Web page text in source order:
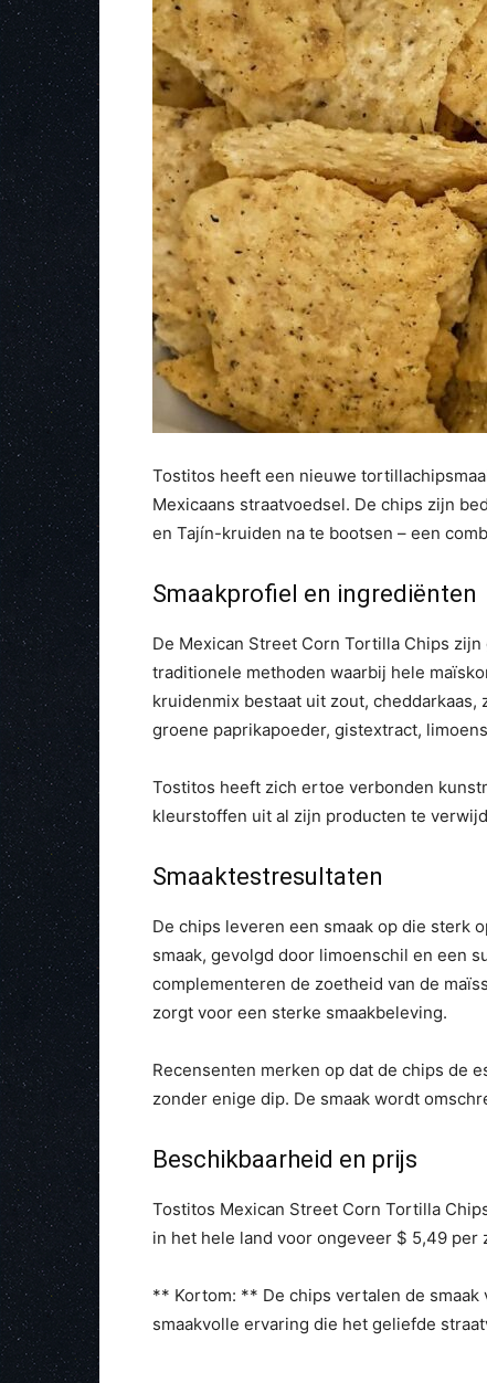
Tostitos heeft een nieuwe
Mexicaans straatvoedsel. De chips zijn
en Tajín-kruiden na te bootsen – een
Smaakprofiel en ingrediënten
De Mexican Street Corn Tortilla Chips
traditionele methoden waarbij hele
kruidenmix bestaat uit zout,
groene paprikapoeder, gistextract,
Tostitos heeft zich ertoe verbonden
kleurstoffen uit al zijn producten te
Smaaktestresultaten
De chips leveren een smaak op die sterk
smaak, gevolgd door limoenschil en een
complementeren de zoetheid van de
zorgt voor een sterke smaakbeleving.
Recensenten merken op dat de chips de
zonder enige dip. De smaak wordt
Beschikbaarheid en prijs
Tostitos Mexican Street Corn Tortilla
in het hele land voor ongeveer $ 5,49 per
** Kortom: ** De chips vertalen de
smaakvolle ervaring die het geliefde